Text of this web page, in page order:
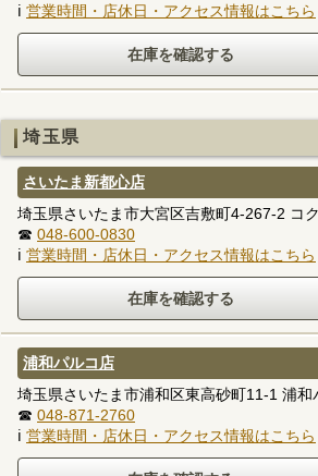
ℹ 営業時間・店休日・アクセス情報はこちら
埼玉県
さいたま新都心店
埼玉県さいたま市大宮区吉敷町4-267-2 コ
☎ 048-600-0830
ℹ 営業時間・店休日・アクセス情報はこちら
浦和パルコ店
埼玉県さいたま市浦和区東高砂町11-1 浦和
☎ 048-871-2760
ℹ 営業時間・店休日・アクセス情報はこちら